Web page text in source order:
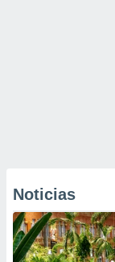
Noticias